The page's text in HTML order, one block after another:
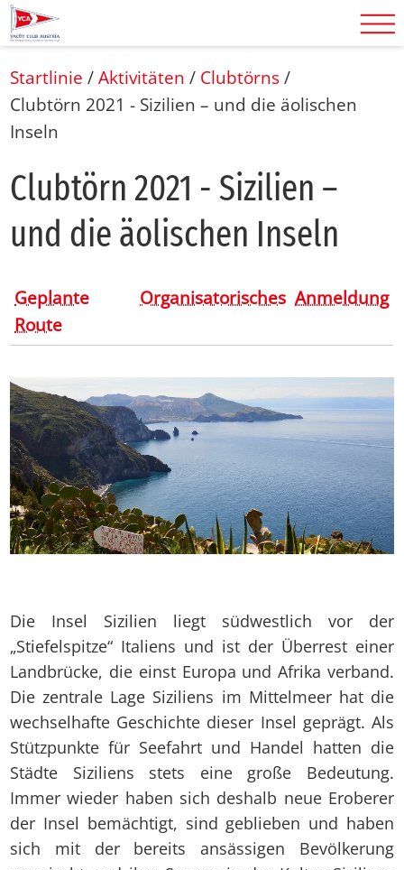
Startlinie /Aktivitäten / Clubtörns/
Clubtörn 2021 - Sizilien – und die äolischen
Inseln
Club­törn 2021 - Si­zi­li­en –
und die äo­li­schen In­seln
Geplante
Route
Organisatorisches Anmeldung
Die Insel Sizilien liegt südwestlich vor der
„Stiefelspitze“ Italiens und ist der Überrest einer
Landbrücke, die einst Europa und Afrika verband.
Die zentrale Lage Siziliens im Mittelmeer hat die
wechselhafte Geschichte dieser Insel geprägt. Als
Stützpunkte für Seefahrt und Handel hatten die
Städte Siziliens stets eine große Bedeutung.
Immer wieder haben sich deshalb neue Eroberer
der Insel bemächtigt, sind geblieben und haben
sich mit der bereits ansässigen Bevölkerung